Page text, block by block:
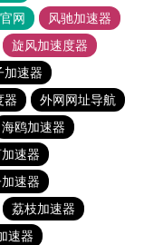
网
风驰加速器
旋风加速度器
加速器
器
外网网址导航
海鸥加速器
速器
速器
荔枝加速器
速器